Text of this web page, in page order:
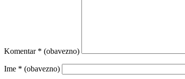
Komentar * (obavezno)
Ime * (obavezno)